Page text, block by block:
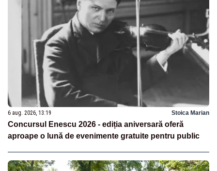
6 aug. 2026, 13:19 Stoica Marian
Concursul Enescu 2026 - ediția aniversară oferă
aproape o lună de evenimente gratuite pentru public